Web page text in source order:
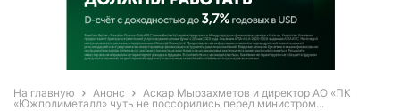
На главную Анонс
Аскар Мырзахметов и директор АО «ПК
«Южполиметалл» чуть не поссорились перед министром...